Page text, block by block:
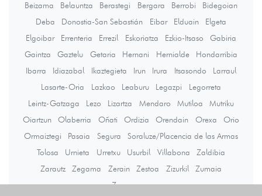
Beizama
Belauntza Berastegi Bergara Berrobi
Bidegoian
Deba
Donostia-San Sebastián Eibar Elduain
Elgeta
Elgoibar
Errenteria Errezil Eskoriatza Ezkio-Itsaso
Gabiria
Gaintza
Gaztelu Getaria Hernani Hernialde
Hondarribia
Ibarra
Idiazabal Ikaztegieta Irun Irura Itsasondo
Larraul
Lasarte-Oria
Lazkao Leaburu Legazpi
Legorreta
Leintz-Gatzaga
Lezo Lizartza Mendaro Mutiloa
Mutriku
Oiartzun
Olaberria Oñati Ordizia Orendain Orexa
Orio
Ormaiztegi
Pasaia Segura
Soraluze/Placencia de las Armas
Tolosa
Urnieta Urretxu Usurbil Villabona
Zaldibia
Zarautz
Zegama Zerain Zestoa Zizurkil
Zumaia
Zumarraga